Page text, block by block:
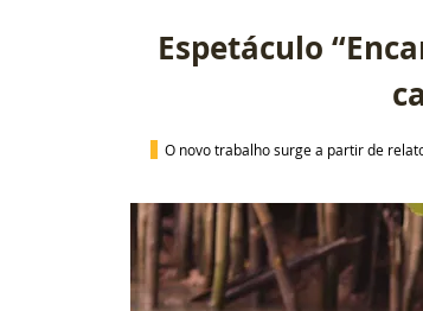
Espetáculo
O novo trabalho surge a partir de